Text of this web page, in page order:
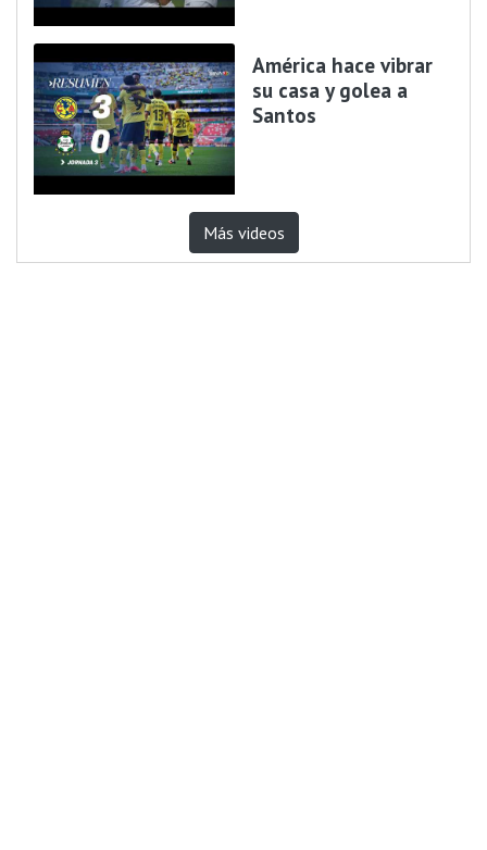
América hace vibrar
su casa y golea a
Santos
Más videos